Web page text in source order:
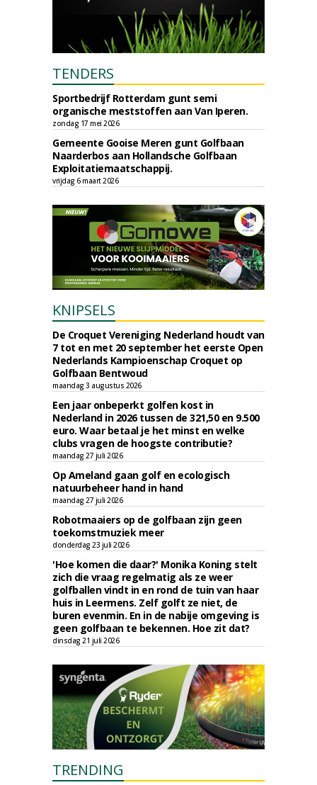
TENDERS
Sportbedrijf Rotterdam gunt semi
organische meststoffen aan Van Iperen.
zondag 17 mei 2026
Gemeente Gooise Meren gunt Golfbaan
Naarderbos aan Hollandsche Golfbaan
Exploitatiemaatschappij.
vrijdag 6 maart 2026
KNIPSELS
De Croquet Vereniging Nederland houdt van
7 tot en met 20 september het eerste Open
Nederlands Kampioenschap Croquet op
Golfbaan Bentwoud
maandag 3 augustus 2026
Een jaar onbeperkt golfen kost in
Nederland in 2026 tussen de 321,50 en 9.500
euro. Waar betaal je het minst en welke
clubs vragen de hoogste contributie?
maandag 27 juli 2026
Op Ameland gaan golf en ecologisch
natuurbeheer hand in hand
maandag 27 juli 2026
Robotmaaiers op de golfbaan zijn geen
toekomstmuziek meer
donderdag 23 juli 2026
'Hoe komen die daar?' Monika Koning stelt
zich die vraag regelmatig als ze weer
golfballen vindt in en rond de tuin van haar
huis in Leermens. Zelf golft ze niet, de
buren evenmin. En in de nabije omgeving is
geen golfbaan te bekennen. Hoe zit dat?
dinsdag 21 juli 2026
TRENDING